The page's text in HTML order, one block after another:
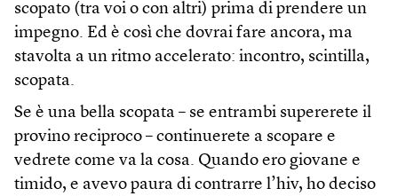
scopato (tra voi o con altri) prima di prendere un
impegno. Ed è così che dovrai fare ancora, ma
stavolta a un ritmo accelerato: incontro, scintilla,
scopata.
Se è una bella scopata – se entrambi supererete il
provino reciproco – continuerete a scopare e
vedrete come va la cosa. Quando ero giovane e
timido, e avevo paura di contrarre l’hiv, ho deciso